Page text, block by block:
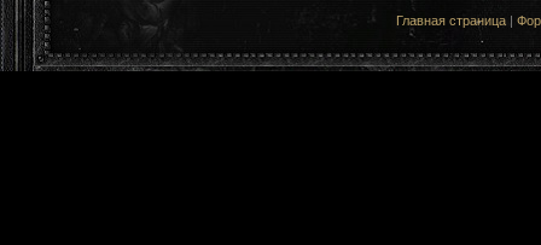
Главная страница |